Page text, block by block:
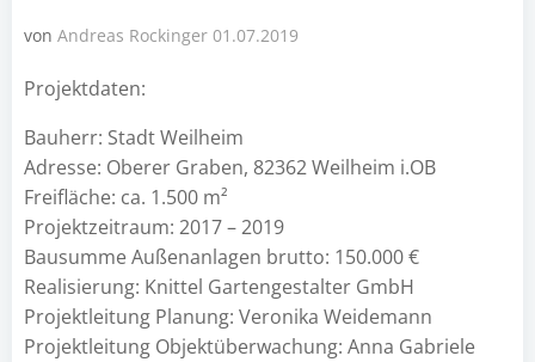
von Andreas Rockinger 01.07.2019
Projektdaten:
Bauherr: Stadt Weilheim
Adresse: Oberer Graben, 82362 Weilheim i.OB
Freifläche: ca. 1.500 m²
Projektzeitraum: 2017 – 2019
Bausumme Außenanlagen brutto: 150.000 €
Realisierung: Knittel Gartengestalter GmbH
Projektleitung Planung: Veronika Weidemann
Projektleitung Objektüberwachung: Anna Gabriele